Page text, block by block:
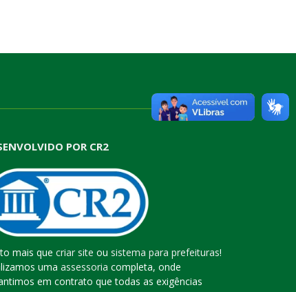
POR CR2
mais que criar site ou sistema para prefeituras!
uma assessoria completa, onde
em contrato que todas as exigências